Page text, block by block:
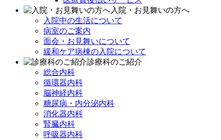
入院・お見舞いの方へ
入院中の生活について
病室のご案内
面会・お見舞いについて
緩和ケア病棟の入院について
診療科のご紹介
総合内科
循環器内科
脳神経内科
糖尿病・内分泌内科
消化器内科
腎臓内科
呼吸器内科